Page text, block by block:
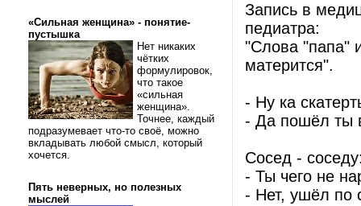
«Сильная женщина» - понятие-
пустышка
Нет никаких
чётких
формулировок,
что такое
«сильная
женщина».
Точнее, каждый
подразумевает что-то своё, можно
вкладывать любой смысл, который
хочется.
Пять неверных, но полезных
мыслей
Запись в
педиатра:
"Слова "папа"
матерится".
- Ну ка
- Да пошёл ты
Сосед -
- Ты чего не
- Нет, ушёл по